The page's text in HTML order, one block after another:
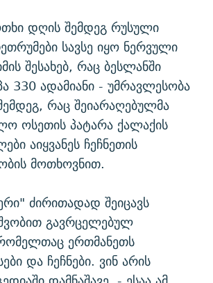
დღის შემდეგ რუსული
სავსე იყო ნერვული
შესახებ, რაც ბესლანში
330 ადამიანი - უმრავლესობა
რაც შეიარაღებულმა
ოსეთის პატარა ქალაქის
აიყვანეს ჩეჩნეთის
მოთხოვნით.
ძირითადად შეიცავს
გავრცელებულ
ერთმანეთს
და ჩეჩნები. ვინ არის